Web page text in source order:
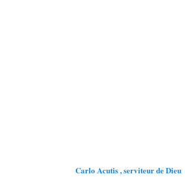
Carlo Acutis , serviteur de Dieu